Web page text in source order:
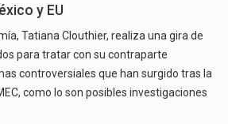
y EU
Tatiana Clouthier, realiza una gira de
para tratar con su contraparte
controversiales que han surgido tras la
como lo son posibles investigaciones